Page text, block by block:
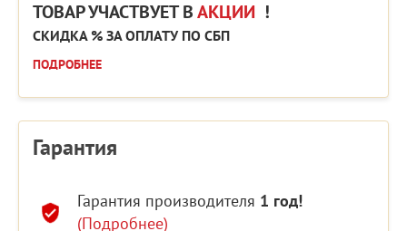
ТОВАР УЧАСТВУЕТ ВАКЦИИ !
СКИДКА % ЗА ОПЛАТУ ПО СБП
ПОДРОБНЕЕ
Гарантия
Гарантия производителя 1 год!
(Подробнее)